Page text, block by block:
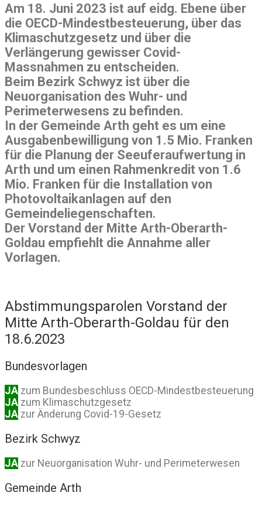
Am 18. Juni 2023 ist auf eidg. Ebene über
die OECD-Mindestbesteuerung, über das
Klimaschutzgesetz und über die
Verlängerung gewisser Covid-
Massnahmen zu entscheiden.
Beim Bezirk Schwyz ist über die
Neuorganisation des Wuhr- und
Perimeterwesens zu befinden.
In der Gemeinde Arth geht es um eine
Ausgabenbewilligung von 1.5 Mio. Franken
für die Planung der Seeuferaufwertung in
Arth und um einen Rahmenkredit von 1.6
Mio. Franken für die Installation von
Photovoltaikanlagen auf den
Gemeindeliegenschaften.
Der Vorstand der Mitte Arth-Oberarth-
Goldau empfiehlt die Annahme aller
Vorlagen.
Abstimmungsparolen Vorstand der
Mitte Arth-Oberarth-Goldau für den
18.6.2023
Bundesvorlagen
JA zum Bundesbeschluss OECD-Mindestbesteuerung
JA zum Klimaschutzgesetz
JA zur Änderung Covid-19-Gesetz
Bezirk Schwyz
JA zur Neuorganisation Wuhr- und Perimeterwesen
Gemeinde Arth